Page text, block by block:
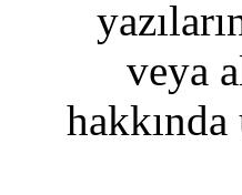
veya